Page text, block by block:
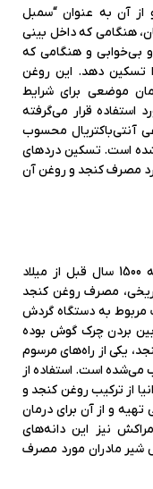
آن به عنوان “سمبل
هنگامی که داخل بینی
بی‌خوابی و هنگامی که
تسکین دهد. این روغن
موضعی برای شرایط
استفاده قرار می‌گرفته
است. در طب سنتی هندی، روغن کنجد نوعی آنتی‎‌باکتریال محسوب
است. تسکین دردهای
مصرف کنجد و روغن آن
استفاده از کنجد در طب سنتی آفریقایی به 1500 سال قبل از میلاد
مصرف روغن کنجد
مربوط به دستگاه گردش
بردن چرک‌ گوش بوده
یکی از راه‌های مرسوم
است. استفاده از
از ترکیب روغن کنجد و
و از آن برای درمان
نیز این دانه‌های
شیر مادران مورد مصرف